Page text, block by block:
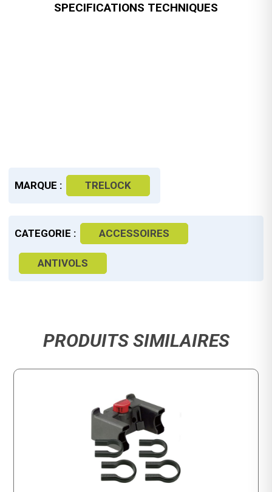
SPECIFICATIONS TECHNIQUES
MARQUE : TRELOCK
CATEGORIE : ACCESSOIRES
ANTIVOLS
PRODUITS SIMILAIRES